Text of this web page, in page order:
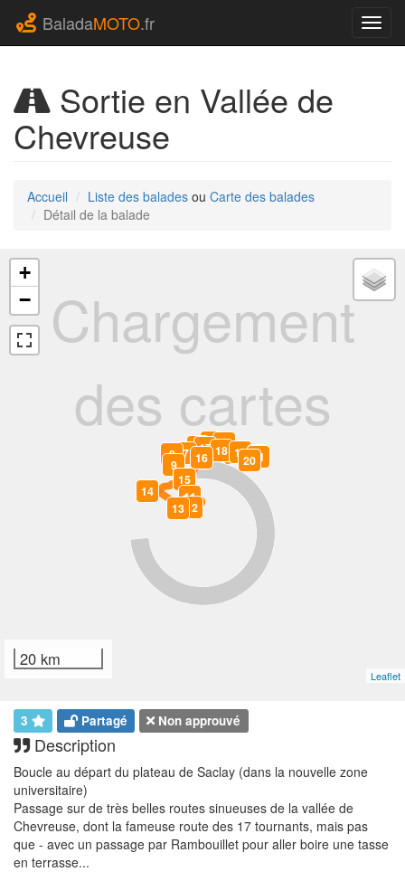
BaladaMOTO.fr
Sortie en Vallée de
Chevreuse
Accueil Liste des balades ou Carte des balades
Détail de la balade
Chargement
des cartes
0
1
2
3
4
5
6
7
8
9
10
11
12
13
14
15
16
17 18 192021
+
−
20 km
Leaflet
3 Partagé Non approuvé
Description
Boucle au départ du plateau de Saclay (dans la nouvelle zone
universitaire)
Passage sur de très belles routes sinueuses de la vallée de
Chevreuse, dont la fameuse route des 17 tournants, mais pas
que - avec un passage par Rambouillet pour aller boire une tasse
en terrasse...